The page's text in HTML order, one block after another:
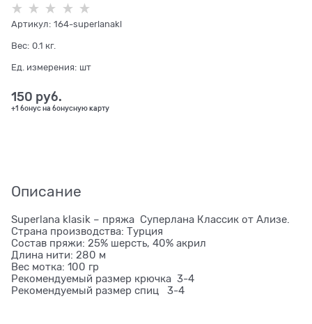
Артикул: 164-superlanakl
Вес: 0.1 кг.
Ед. измерения: шт
150 руб.
+1 бонус на бонусную карту
Описание
Superlana klasik – пряжа Суперлана Классик от Ализе.
Страна производства: Турция
Состав пряжи: 25% шерсть, 40% акрил
Длина нити: 280 м
Вес мотка: 100 гр
Рекомендуемый размер крючка 3-4
Рекомендуемый размер спиц 3-4